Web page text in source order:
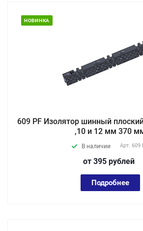
НОВИНКА
609 PF Изолятор шинный
,10 и 12 мм 370
В наличии Арт. 609
от 395 рублей
Подробнее